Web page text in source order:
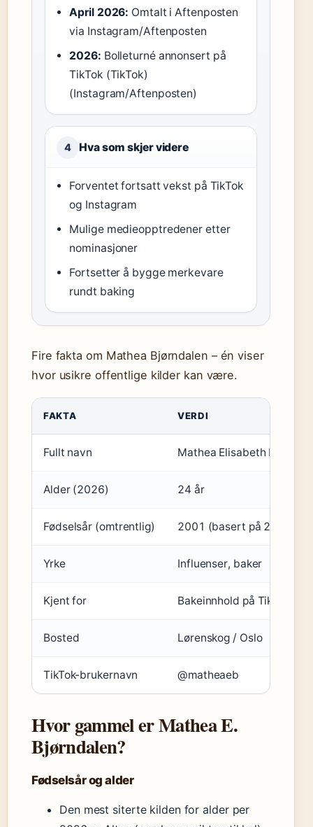
April 2026: Omtalt i Aftenposten
via Instagram/Aftenposten
2026: Bolleturné annonsert på
TikTok (TikTok)
(Instagram/Aftenposten)
4 Hva som skjer videre
Forventet fortsatt vekst på TikTok
og Instagram
Mulige medieopptredener etter
nominasjoner
Fortsetter å bygge merkevare
rundt baking
Fire fakta om Mathea Bjørndalen – én viser
hvor usikre offentlige kilder kan være.
FAKTA VERDI
Fullt navn Mathea Elisabeth
Alder (2026) 24 år
Fødselsår (omtrentlig) 2001 (basert på 24 år i
Yrke Influenser, baker
Kjent for Bakeinnhold på TikTok
Bosted Lørenskog / Oslo
TikTok-brukernavn @matheaeb
Hvor gammel er Mathea E.
Bjørndalen?
Fødselsår og alder
Den mest siterte kilden for alder per